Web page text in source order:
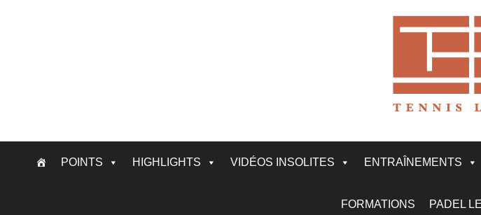
POINTS HIGHLIGHTS VIDÉOS INSOLITES ENTRAÎNEMENTS
FORMATIONS PADEL